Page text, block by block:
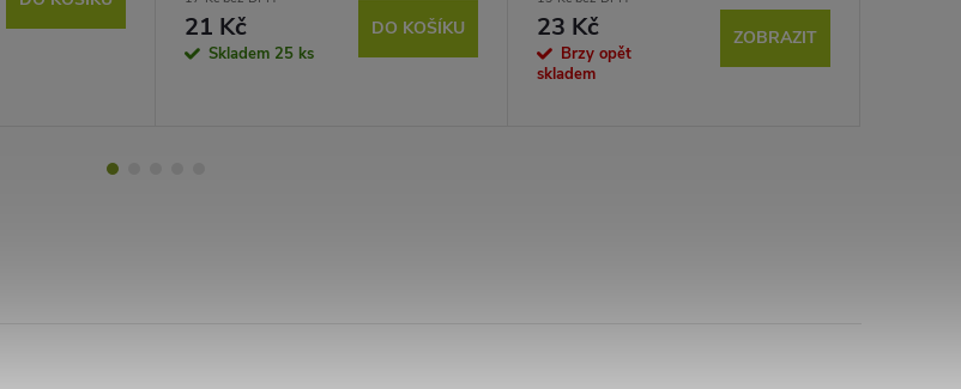
21 Kč
Skladem 25 ks
DO KOŠÍKU 23 Kč
Brzy opět
skladem
ZOBRAZIT